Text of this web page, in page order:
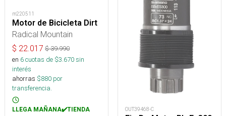
m220511
Motor de Bicicleta Dirt
Radical Mountain
$ 22.017 $39.990
en 6cuotas de $3.670sin
interés
ahorras $880 por
transferencia.
LLEGA MAÑANA✔️TIENDA
OUT39468-C